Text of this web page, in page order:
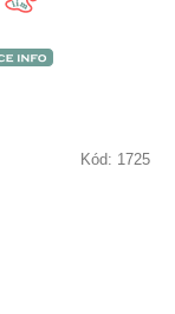
Kód: 1725